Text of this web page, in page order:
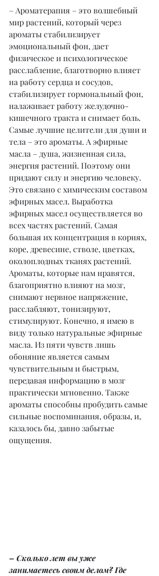
– Ароматерапия – это волшебный
мир растений, который через
ароматы стабилизирует
эмоциональный фон, дает
физическое и психологическое
расслабление, благотворно влияет
на работу сердца и сосудов,
стабилизирует гормональный фон,
налаживает работу желудочно-
кишечного тракта и снимает боль.
Самые лучшие целители для души и
тела – это ароматы. А эфирные
масла – душа, жизненная сила,
энергия растений. Поэтому они
придают силу и энергию человеку.
Это связано с химическим составом
эфирных масел. Выработка
эфирных масел осуществляется во
всех частях растений. Самая
большая их концентрация в корнях,
коре, древесине, стволе, цветках,
околоплодных тканях растений.
Ароматы, которые нам нравятся,
благоприятно влияют на мозг,
снимают нервное напряжение,
расслабляют, тонизируют,
стимулируют. Конечно, я имею в
виду только натуральные эфирные
масла. Из пяти чувств лишь
обоняние является самым
чувствительным и быстрым,
передавая информацию в мозг
практически мгновенно. Также
ароматы способны пробудить самые
сильные воспоминания, образы, и,
казалось бы, давно забытые
ощущения.
– Сколько лет вы уже
занимаетесь своим делом? Где